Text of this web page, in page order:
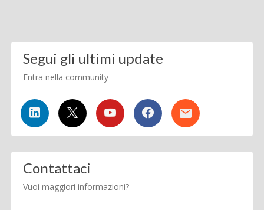
Segui gli ultimi update
Entra nella community
Contattaci
Vuoi maggiori informazioni?